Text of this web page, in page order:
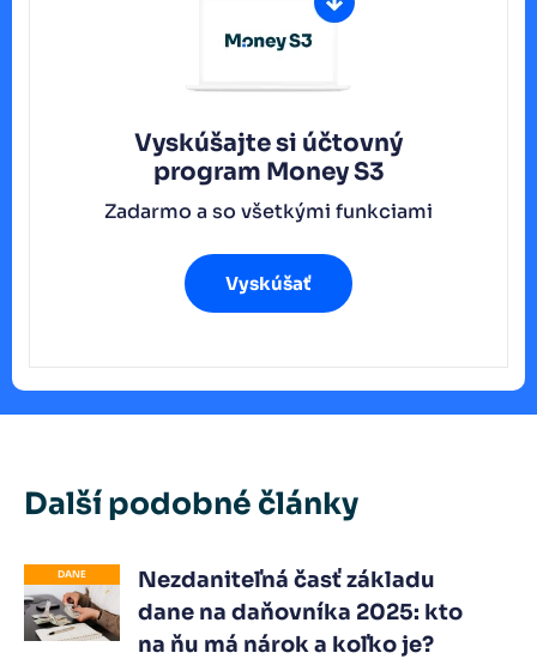
Vyskúšajte si účtovný
program Money S3
Zadarmo a so všetkými funkciami
Vyskúšať
Další podobné články
DANE
Nezdaniteľná časť základu
dane na daňovníka 2025: kto
na ňu má nárok a koľko je?